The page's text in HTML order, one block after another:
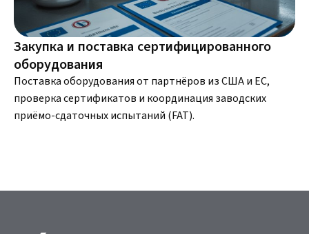
Закупка и поставка сертифицированного
оборудования
Поставка оборудования от партнёров из США и ЕС,
проверка сертификатов и координация заводских
приёмо-сдаточных испытаний (FAT).